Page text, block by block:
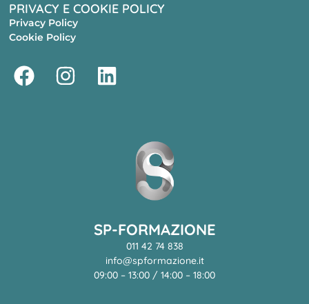
SP-FORMAZIONE
011 42 74 838
info@spformazione.it
09:00 – 13:00 / 14:00 – 18:00
PRIVACY E COOKIE POLICY
Privacy Policy
Cookie Policy